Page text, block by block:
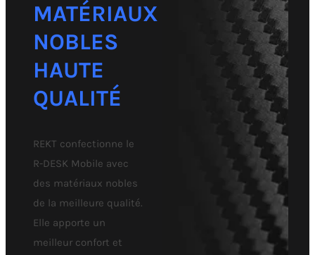
MATÉRIAUX
NOBLES
HAUTE
QUALITÉ
REKT confectionne le
R-DESK Mobile avec
des matériaux nobles
de la meilleure qualité.
Elle apporte un
meilleur confort et